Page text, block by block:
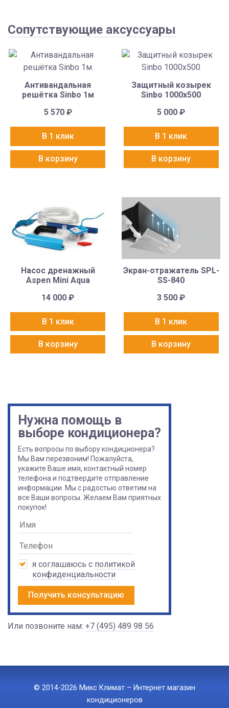
Сопутствующие аксуссуары
Антивандальная
решётка Sinbo 1м
5 570 ₽
В 1 клик
В корзину
Защитный козырек
Sinbo 1000х500
5 000₽
В 1 клик
В корзину
Насос дренажный
Aspen Mini Aqua
14 000₽
В 1 клик
В корзину
Экран-отражатель SPL-
SS-840
3 500₽
В 1 клик
В корзину
Нужна помощь в
выборе кондиционера?
Есть вопросы по выбору кондиционера?
Мы Вам перезвоним! Пожалуйста,
укажите Ваше имя, контактный номер
телефона и подтвердите отправление
информации. Мы с радостью ответим на
все Ваши вопросы. Желаем Вам приятных
покупок!
я соглашаюсь с политикой
конфиденциальности
Получить консультацию
Или позвоните нам: +7 (495) 489 98 56
© 2014-2026 Микс Климат – Интернет магазин
кондиционеров